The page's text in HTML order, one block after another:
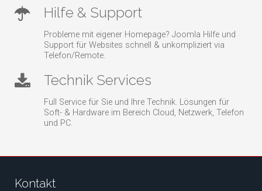
Hilfe & Support
Probleme mit eigener Homepage? Joomla Hilfe und
Support für Websites schnell & unkompliziert via
Telefon/Remote.
Technik Services
Full Service für Sie und Ihre Technik. Lösungen für
Soft- & Hardware im Bereich Cloud, Netzwerk, Telefon
und PC.
Kontakt